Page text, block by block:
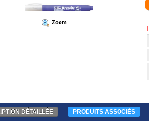
Zoom
DÉTAILLÉE PRODUITS ASSOCIÉS